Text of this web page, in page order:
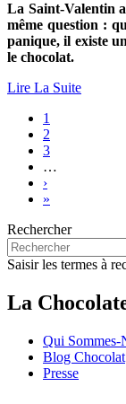
La Saint-Valentin
même question :
panique, il existe
le chocolat.
Lire La Suite
Pagination
Page
courante
1
Page
2
Page
3
…
Page
suivante
›
Dernière
»
Rechercher
Saisir les termes à
La
Qui Sommes-
Blog Chocolat
Presse